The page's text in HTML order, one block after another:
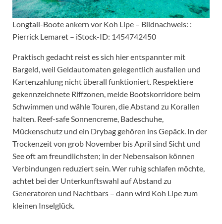
Longtail-Boote ankern vor Koh Lipe – Bildnachweis: :
Pierrick Lemaret – iStock-ID: 1454742450
Praktisch gedacht reist es sich hier entspannter mit
Bargeld, weil Geldautomaten gelegentlich ausfallen und
Kartenzahlung nicht überall funktioniert. Respektiere
gekennzeichnete Riffzonen, meide Bootskorridore beim
Schwimmen und wähle Touren, die Abstand zu Korallen
halten. Reef-safe Sonnencreme, Badeschuhe,
Mückenschutz und ein Drybag gehören ins Gepäck. In der
Trockenzeit von grob November bis April sind Sicht und
See oft am freundlichsten; in der Nebensaison können
Verbindungen reduziert sein. Wer ruhig schlafen möchte,
achtet bei der Unterkunftswahl auf Abstand zu
Generatoren und Nachtbars – dann wird Koh Lipe zum
kleinen Inselglück.